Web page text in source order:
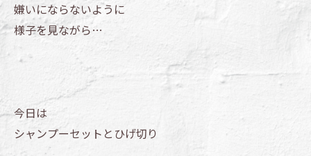
嫌いにならないように
様子を見ながら…
今日は
シャンプーセットとひげ切り